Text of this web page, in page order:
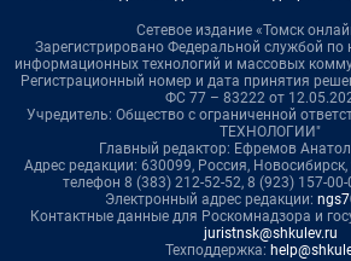
Сетевое издание «Томск
Зарегистрировано Федеральной службой по
информационных технологий и массовых
Регистрационный номер и дата принятия
ФС 77 – 83222 от
Учредитель: Общество с ограниченной
ТЕХНОЛОГИИ"
Главный редактор: Ефремов
Адрес редакции: 630099, Россия,
телефон 8 (383) 212-52-52, 8 (923) 157-00-
Электронный адрес редакции:
Контактные данные для Роскомнадзора и
juristnsk@shkulev.ru
Техподдержка: